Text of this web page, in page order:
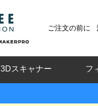
ご注文の前に
3Dスキャナー フ